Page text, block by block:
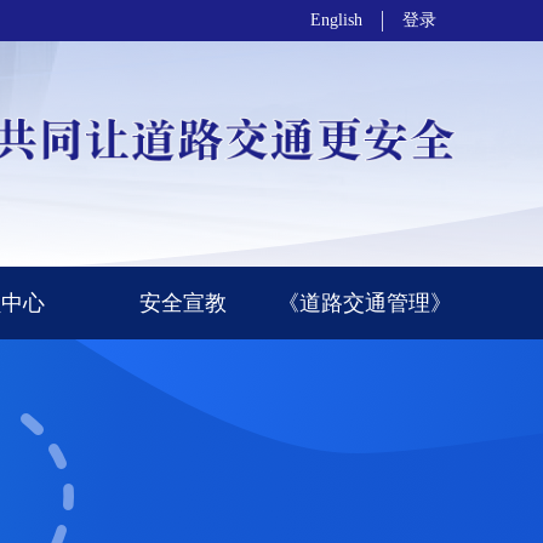
English 登录
心 安全宣教 《道路交通管理》